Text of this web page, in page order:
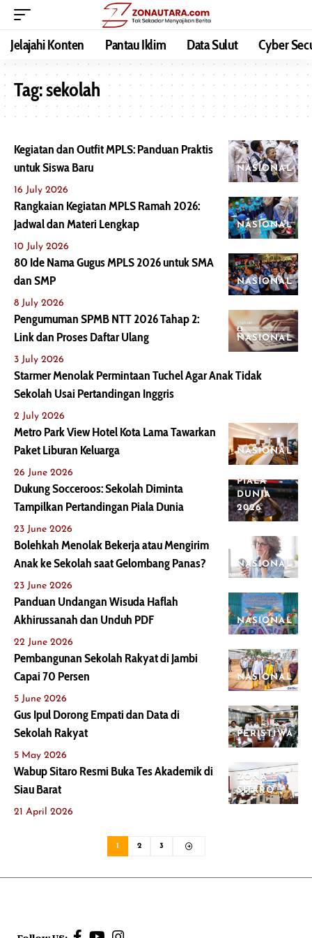
Jelajahi Konten Pantau Iklim Data Sulut Cyber
Tag:sekolah
NASIONAL
Kegiatan dan Outfit MPLS: Panduan Praktis
untuk Siswa Baru
16 July 2026
NASIONAL
Rangkaian Kegiatan MPLS Ramah 2026:
Jadwal dan Materi Lengkap
10 July 2026
NASIONAL
80 Ide Nama Gugus MPLS 2026 untuk SMA
dan SMP
8 July 2026
NASIONAL
Pengumuman SPMB NTT 2026 Tahap 2:
Link dan Proses Daftar Ulang
3 July 2026
Starmer Menolak Permintaan Tuchel Agar Anak Tidak
Sekolah Usai Pertandingan Inggris
2 July 2026
NASIONAL
Metro Park View Hotel Kota Lama Tawarkan
Paket Liburan Keluarga
26 June 2026
PIALA
DUNIA
2026
Dukung Socceroos: Sekolah Diminta
Tampilkan Pertandingan Piala Dunia
23 June 2026
NASIONAL
Bolehkah Menolak Bekerja atau Mengirim
Anak ke Sekolah saat Gelombang Panas?
23 June 2026
NASIONAL
Panduan Undangan Wisuda Haflah
Akhirussanah dan Unduh PDF
22 June 2026
NASIONAL
Pembangunan Sekolah Rakyat di Jambi
Capai 70 Persen
5 June 2026
PERISTIWA
Gus Ipul Dorong Empati dan Data di
Sekolah Rakyat
5 May 2026
ZONA
SITARO
Wabup Sitaro Resmi Buka Tes Akademik di
Siau Barat
21 April 2026
1 2 3